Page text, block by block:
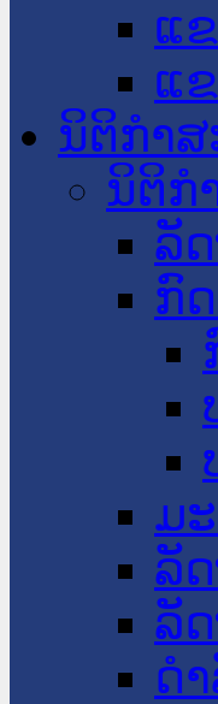
ແ
ແ
ນິຕິກໍາສ
ນິຕິກ
ລັ
ກົ
ມ
ລັ
ລັ
ດໍ